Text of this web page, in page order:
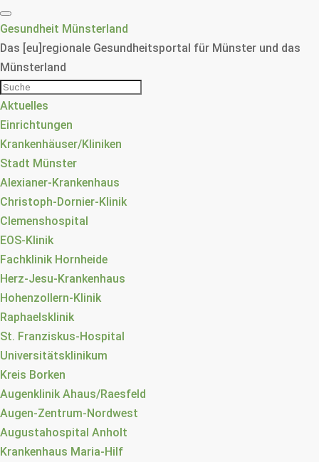
Gesundheit Münsterland
Das [eu]regionale Gesundheitsportal für Münster und das
Münsterland
Aktuelles
Einrichtungen
Krankenhäuser/Kliniken
Stadt Münster
Alexianer-Krankenhaus
Christoph-Dornier-Klinik
Clemenshospital
EOS-Klinik
Fachklinik Hornheide
Herz-Jesu-Krankenhaus
Hohenzollern-Klinik
Raphaelsklinik
St. Franziskus-Hospital
Universitätsklinikum
Kreis Borken
Augenklinik Ahaus/Raesfeld
Augen-Zentrum-Nordwest
Augustahospital Anholt
Krankenhaus Maria-Hilf